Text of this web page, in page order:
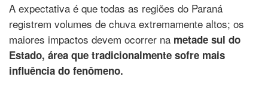
A expectativa é que todas as regiões do Paraná
registrem volumes de chuva extremamente altos; os
maiores impactos devem ocorrer na metade sul do
Estado, área que tradicionalmente sofre mais
influência do fenômeno.